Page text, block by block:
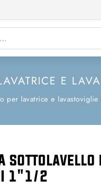
aggiorna automaticamente gli
E
per lavatrice e
1"1/2